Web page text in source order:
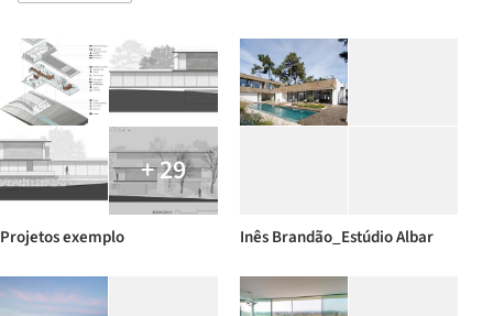
+ 29
Projetos exemplo Inês Brandão_Estúdio Albar